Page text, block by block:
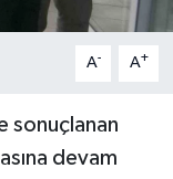
A- A+
sonuçlanan
devam